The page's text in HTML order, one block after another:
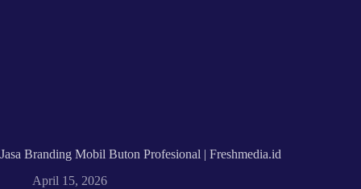
Jasa Branding Mobil Buton Profesional | Freshmedia.id
April 15, 2026